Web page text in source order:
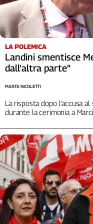
L'Italia
nel
Lavoro
Territori
Abruzzo-
Adige
Basilicata
Calabria
Campania
Emilia-
Romagna
Friuli
Venezia
Giulia
Lazio
LA POLEMICA
Landini smentisce
dall'altra parte”
La risposta dopo l’accusa
durante la cerimonia a
MARTA NICOLETTI